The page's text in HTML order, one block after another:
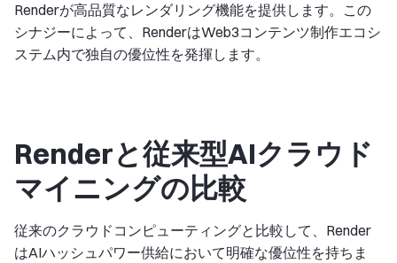
Renderが高品質なレンダリング機能を提供します。この
シナジーによって、RenderはWeb3コンテンツ制作エコシ
ステム内で独自の優位性を発揮します。
Renderと従来型AIクラウド
マイニングの比較
従来のクラウドコンピューティングと比較して、Render
はAIハッシュパワー供給において明確な優位性を持ちま